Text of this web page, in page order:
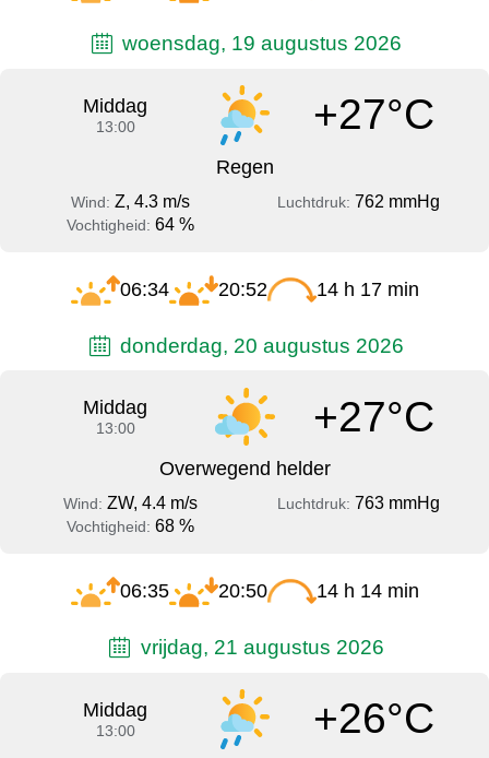
woensdag, 19 augustus 2026
Middag
13:00 +27°C
Regen
Wind: Z, 4.3 m/s Luchtdruk: 762 mmHg
Vochtigheid: 64 %
06:34 20:52 14 h 17 min
donderdag, 20 augustus 2026
Middag
13:00 +27°C
Overwegend helder
Wind: ZW, 4.4 m/s Luchtdruk: 763 mmHg
Vochtigheid: 68 %
06:35 20:50 14 h 14 min
vrijdag, 21 augustus 2026
Middag
13:00 +26°C